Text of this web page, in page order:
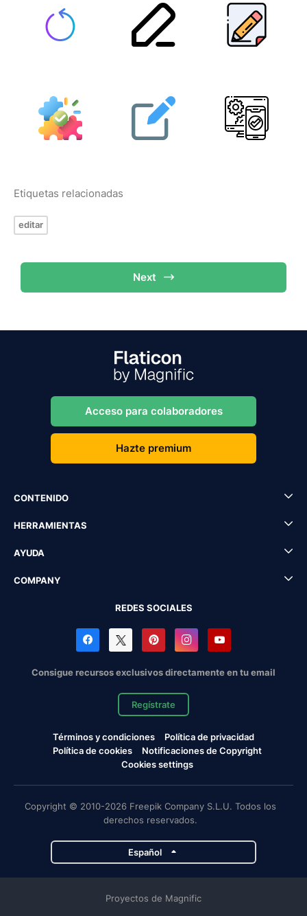
Etiquetas relacionadas
editar
Next
Acceso para colaboradores
Hazte premium
CONTENIDO
HERRAMIENTAS
AYUDA
COMPANY
REDES SOCIALES
Consigue recursos exclusivos directamente en tu email
Regístrate
Términos y condiciones
Política de privacidad
Política de cookies
Notificaciones de Copyright
Cookies settings
Copyright © 2010-2026 Freepik Company S.L.U. Todos los
derechos reservados.
Español
Proyectos de Magnific